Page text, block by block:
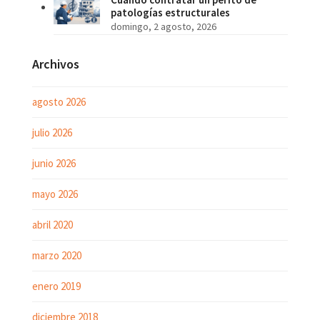
patologías estructurales
domingo, 2 agosto, 2026
Archivos
agosto 2026
julio 2026
junio 2026
mayo 2026
abril 2020
marzo 2020
enero 2019
diciembre 2018